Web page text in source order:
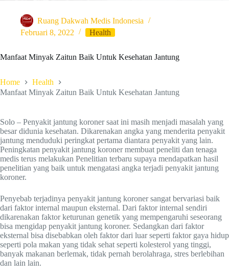
Ruang Dakwah Medis Indonesia
Februari 8, 2022
Health
Manfaat Minyak Zaitun Baik Untuk Kesehatan Jantung
Home
Health
Manfaat Minyak Zaitun Baik Untuk Kesehatan Jantung
Solo – Penyakit jantung koroner saat ini masih menjadi masalah yang
besar didunia kesehatan. Dikarenakan angka yang menderita penyakit
jantung menduduki peringkat pertama diantara penyakit yang lain.
Peningkatan penyakit jantung koroner membuat peneliti dan tenaga
medis terus melakukan Penelitian terbaru supaya mendapatkan hasil
penelitian yang baik untuk mengatasi angka terjadi penyakit jantung
koroner.
Penyebab terjadinya penyakit jantung koroner sangat bervariasi baik
dari faktor internal maupun eksternal. Dari faktor internal sendiri
dikarenakan faktor keturunan genetik yang mempengaruhi seseorang
bisa mengidap penyakit jantung koroner. Sedangkan dari faktor
eksternal bisa disebabkan oleh faktor dari luar seperti faktor gaya hidup
seperti pola makan yang tidak sehat seperti kolesterol yang tinggi,
banyak makanan berlemak, tidak pernah berolahraga, stres berlebihan
dan lain lain.